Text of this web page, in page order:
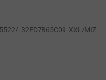
32ED7B65C09_XXL/MIZ